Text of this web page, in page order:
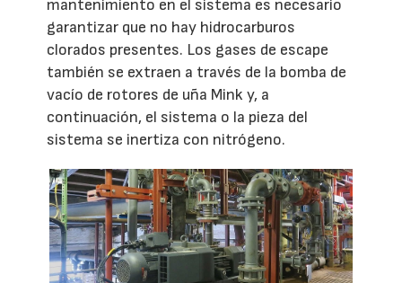
mantenimiento en el sistema es necesario
garantizar que no hay hidrocarburos
clorados presentes. Los gases de escape
también se extraen a través de la bomba de
vacío de rotores de uña Mink y, a
continuación, el sistema o la pieza del
sistema se inertiza con nitrógeno.